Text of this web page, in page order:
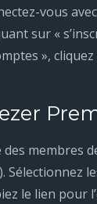
vous
sur «
»,
membres
le lien pour